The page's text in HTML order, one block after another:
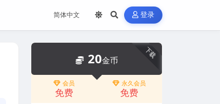
登录
下载
20金币
会员
免费
永久会员
免费